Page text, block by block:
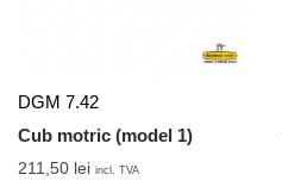
DGM 7.42
Cub motric (model 1)
211,50 lei incl. TVA